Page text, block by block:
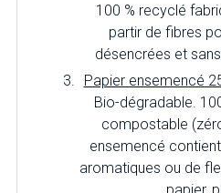
100 % recyclé
partir de fibres
désencrées et
Papier ensemencé
Bio-dégradable.
compostable
ensemencé
aromatiques ou de